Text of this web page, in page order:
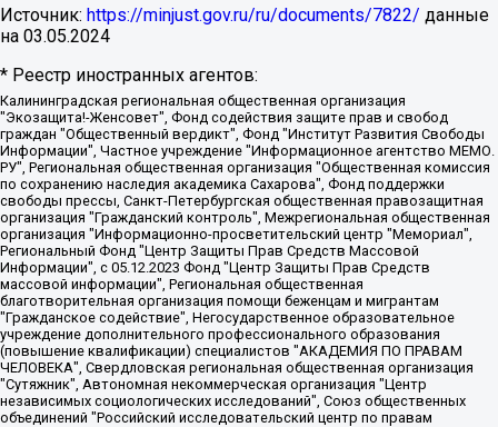
Источник: https://minjust.gov.ru/ru/documents/7822/ данные
на 03.05.2024
* Реестр иностранных агентов:
Калининградская региональная общественная организация "Экозащита!-Женсовет", Фонд содействия защите прав и свобод граждан "Общественный вердикт", Фонд "Институт Развития Свободы Информации", Частное учреждение "Информационное агентство МЕМО. РУ", Региональная общественная организация "Общественная комиссия по сохранению наследия академика Сахарова", Фонд поддержки свободы прессы, Санкт-Петербургская общественная правозащитная организация "Гражданский контроль", Межрегиональная общественная организация "Информационно-просветительский центр "Мемориал", Региональный Фонд "Центр Защиты Прав Средств Массовой Информации", с 05.12.2023 Фонд "Центр Защиты Прав Средств массовой информации", Региональная общественная благотворительная организация помощи беженцам и мигрантам "Гражданское содействие", Негосударственное образовательное учреждение дополнительного профессионального образования (повышение квалификации) специалистов "АКАДЕМИЯ ПО ПРАВАМ ЧЕЛОВЕКА", Свердловская региональная общественная организация "Сутяжник", Автономная некоммерческая организация "Центр независимых социологических исследований", Союз общественных объединений "Российский исследовательский центр по правам человека", Региональное общественное учреждение научно-информационный центр "МЕМОРИАЛ", Некоммерческая организация "Фонд защиты гласности", Автономная некоммерческая организация "Институт прав человека", Городская общественная организация "Екатеринбургское общество "МЕМОРИАЛ", Городская общественная организация "Рязанское историко-просветительское и правозащитное общество "Мемориал" (Рязанский Мемориал), Челябинский региональный орган общественной самодеятельности – женское общественное объединение "Женщины Евразии", Челябинский региональный орган общественной самодеятельности "Уральская правозащитная группа", Фонд содействия защите здоровья и социальной справедливости имени Андрея Рылькова, Автономная Некоммерческая Организация "Аналитический Центр Юрия Левады", Автономная некоммерческая организация социальной поддержки населения "Проект Апрель", Региональная общественная организация помощи женщинам и детям, находящимся в кризисной ситуации "Информационно-методический центр "Анна", Фонд содействия развитию массовых коммуникаций и правовому просвещению "Так-так-Так", Фонд содействия устойчивому развитию "Серебряная тайга", Свердловский региональный общественный фонд социальных проектов "Новое время", "Idel.Реалии", Кавказ.Реалии, Крым.Реалии, Телеканал Настоящее Время, Татаро-башкирская служба Радио Свобода (Azatliq Radiosi), Радио Свободная Европа/Радио Свобода (PCE/PC), "Сибирь.Реалии", "Фактограф", Благотворительный фонд помощи осужденным и их семьям, Автономная некоммерческая организация "Институт глобализации и социальных движений", Фонд "В защиту прав заключенных", Частное учреждение "Центр поддержки и содействия развитию средств массовой информации", Пензенский региональный общественный благотворительный фонд "Гражданский союз", "Север.Реалии", Некоммерческая организация Фонд "Правовая инициатива", Общество с ограниченной ответственностью "Радио Свободная Европа/Радио Свобода", Чешское информационное агентство "MEDIUM-ORIENT", Красноярская региональная общественная организация "Мы против СПИДа", Камалягин Денис Николаевич, Маркелов Сергей Евгеньевич, Пономарев Лев Александрович, Савицкая Людмила Алексеевна, Автономная некоммерческая организация "Центр по работе с проблемой насилия "НАСИЛИЮ.НЕТ", Межрегиональный профессиональный союз работников здравоохранения "Альянс врачей", Юридическое лицо, зарегистрированное в Латвийской Республике, SIA "Medusa Project" (регистрационный номер 40103797863, дата регистрации 10.06.2014), Некоммерческая организация "Фонд по борьбе с коррупцией", Автономная некоммерческая организация "Институт права и публичной политики", Баданин Роман Сергеевич, Гликин Максим Александрович, Железнова Мария Михайловна, Лукьянова Юлия Сергеевна, Маетная Елизавета Витальевна, Маняхин Петр Борисович, Чуракова Ольга Владимировна, Ярош Юлия Петровна, Юридическое лицо "The Insider SIA", зарегистрированное в Риге, Латвийская Республика (дата регистрации 26.06.2015), являющееся администратором доменного имени интернет-издания "The Insider SIA", https://theins.ru, Постернак Алексей Евгеньевич, Рубин Михаил Аркадьевич, Анин Роман Александрович, Юридическое лицо Istories fonds, зарегистрированное в Латвийской Республике (регистрационный номер 50008295751, дата регистрации 24.02.2020), Великовский Дмитрий Александрович, Долинина Ирина Николаевна, Мароховская Алеся Алексеевна, Шлейнов Роман Юрьевич, Шмагун Олеся Валентиновна, Общество с ограниченной ответственностью "Альтаир 2021", Общество с ограниченной ответственностью "Вега 2021", Общество с ограниченной ответственностью "Главный редактор 2021", Общество с ограниченной ответственностью "Ромашки монолит", Важенков Артем Валерьевич, Ивановская областная общественная организация "Центр гендерных исследований", Гурман Юрий Альбертович, Медиапроект "ОВД-Инфо", Егоров Владимир Владимирович, Жилинский Владимир Александрович, Общество с ограниченной ответственностью "ЗП", Иванова София Юрьевна, Карезина Инна Павловна, Кильтау Екатерина Викторовна, Петров Алексей Викторович, Пискунов Сергей Евгеньевич, Смирнов Сергей Сергеевич, Тихонов Михаил Сергеевич, Общество с ограниченной ответственностью "ЖУРНАЛИСТ-ИНОСТРАННЫЙ АГЕНТ", Арапова Галина Юрьевна, Вольтская Татьяна Анатольевна, Американская компания "Mason G.E.S. Anonymous Foundation" (США), являющаяся владельцем интернет-издания https://mnews.world/, Компания "Stichting Bellingcat", зарегистрированная в Нидерландах (дата регистрации 11.07.2018), Захаров Андрей Вячеславович, Клепиковская Екатерина Дмитриевна, Общество с ограниченной ответственностью "МЕМО", Перл Роман Александрович, Симонов Евгений Алексеевич, Соловьева Елена Анатольевна, Сотников Даниил Владимирович, Сурначева Елизавета Дмитриевна, Автономная некоммерческая организация по защите прав человека и информированию населения "Якутия – Наше Мнение", Общество с ограниченной ответственностью "Москоу диджитал медиа", с 26.01.2023 Общество с ограниченной ответственностью "Чайка Белые сады", Ветошкина Валерия Валерьевна, Заговора Максим Александрович, Межрегиональное общественное движение "Российская ЛГБТ - сеть", Оленичев Максим Владимирович, Павлов Иван Юрьевич, Скворцова Елена Сергеевна, Общество с ограниченной ответственностью "Как бы инагент", Кочетков Игорь Викторович, Общество с ограниченной ответственностью "Честные выборы", Еланчик Олег Александрович, Общество с ограниченной ответственностью "Нобелевский призыв", Гималова Регина Эмилевна, Григорьев Андрей Валерьевич, Григорьева Алина Александровна, Ассоциация по содействию защите прав призывников, альтернативнослужащих и военнослужащих "Правозащитная группа "Гражданин.Армия.Право", Хисамова Регина Фаритовна, Автономная некоммерческая организация по реализации социально-правовых программ "Лилит", Дальневосточное общественное движение "Маяк", Санкт-Петербургская ЛГБТ-инициативная группа "Выход", Инициативная группа ЛГБТ+ "Реверс", Алексеев Андрей Викторович, Бекбулатова Таисия Львовна, Беляев Иван Михайлович, Владыкина Елена Сергеевна, Гельман Марат Александрович, Никульшина Вероника Юрьевна, Толоконникова Надежда Андреевна, Шендерович Виктор Анатольевич, Общество с ограниченной ответственностью "Данное сообщение", Общество с ограниченной ответственностью Издательский дом "Новая глава", Айнбиндер Александра Александровна, Московский комьюнити-центр для ЛГБТ+инициатив, Благотворительный фонд развития филантропии, Deutsche Welle (Германия, Kurt-Schumacher-Strasse 3, 53113 Bonn), Борзунова Мария Михайловна, Воробьев Виктор Викторович, Голубева Анна Львовна, Константинова Алла Михайловна, Малкова Ирина Владимировна, Мурадов Мурад Абдулгалимович, Осетинская Елизавета Николаевна, Понасенков Евгений Николаевич, Ганапольский Матвей Юрьевич, Киселев Евгений Алексеевич, Борухович Ирина Григорьевна, Дремин Иван Тимофеевич, Дубровский Дмитрий Викторович, Красноярская региональная общественная организация поддержки и развития альтернативных образовательных технологий и межкультурных коммуникаций "ИНТЕРРА", Маяковская Екатерина Алексеевна, Фейгин Марк Захарович, Филимонов Андрей Викторович, Дзугкоева Регина Николаевна, Доброхотов Роман Александрович, Дудь Юрий Александрович, Елкин Сергей Владимирович, Кругликов Кирилл Игоревич, Сабунаева Мария Леонидовна, Семенов Алексей Владимирович, Шаинян Карен Багратович, Шульман Екатерина Михайловна, Асафьев Артур Валерьевич, Вахштайн Виктор Семенович, Венедиктов Алексей Алексеевич, Лушникова Екатерина Евгеньевна, Волков Леонид Михайлович, Невзоров Александр Глебович, Пархоменко Сергей Борисович, Сироткин Ярослав Николаевич, Кара-Мурза Владимир Владимирович, Баранова Наталья Владимировна, Гозман Леонид Яковлевич, Кагарлицкий Борис Юльевич, Климарев Михаил Валерьевич, Милов Владимир Станиславович, Автономная некоммерческая организация Краснодарский центр современного искусства "Типография", Моргенштерн Алишер Тагирович, Соболь Любовь Эдуардовна, Общество с ограниченной ответственностью "ЛИЗА НОРМ", Каспаров Гарри Кимович, Ходорковский Михаил Борисович, Общество с ограниченной ответственностью "Апрельские тезисы", Данилович Ирина Брониславовна, Кашин Олег Владимирович, Петров Николай Владимирович, Пивоваров Алексей Владимирович, Соколов Михаил Владимирович, Цветкова Юлия Владимировна, Чичваркин Евгений Александрович, Комитет против пыток/Команда против пыток, Общество с ограниченной ответственностью "Первый научный", Общество с ограниченной ответственностью "Вертолет и ко", Белоцерковская Вероника Борисовна, Кац Максим Евгеньевич, Лазарева Татьяна Юрьевна, Шаведдинов Руслан Табризович, Яшин Илья Валерьевич, Общество с ограниченной ответственностью "Иноагент ААВ", Алешковский Дмитрий Петрович, Альбац Евгения Марковна, Быков Дмитрий Львович, Галямина Юлия Евгеньевна, Лойко Сергей Леонидович, Мартынов Кирилл Константинович, Медведев Сергей Александрович, Крашенинников Федор Геннадиевич, Гордеева Катерина Вл